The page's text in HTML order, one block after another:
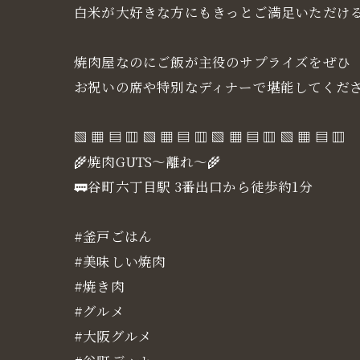
白米が大好きな方にもきっとご満足いただけ
焼肉屋なのにご飯が主役のサプライズをぜひ
お祝いの席や特別なディナーで堪能してくだ
▧ ▦ ▤ ▥ ▧ ▦ ▤ ▥ ▧ ▦ ▤ ▥ ▧ ▦ ▤ ▥
🌾焼肉GUTS～離れ～🌾
🚃谷町六丁目駅 3番出口から徒歩約1分
#釜戸ごはん
#美味しい焼肉
#焼き肉
#グルメ
#大阪グルメ